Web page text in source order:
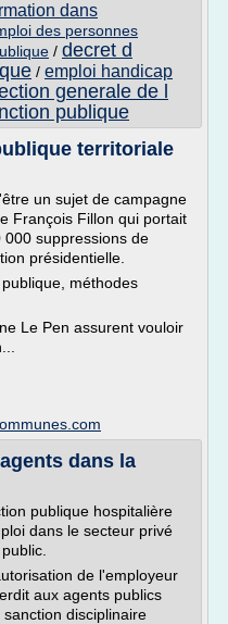
dans
des personnes
/ decret d
/ emploi handicap
generale de l
publique
territoriale
un sujet de campagne
François Fillon qui portait
suppressions de
présidentielle.
méthodes
Le Pen assurent vouloir
dans la
publique hospitalière
dans le secteur privé
de l'employeur
aux agents publics
disciplinaire